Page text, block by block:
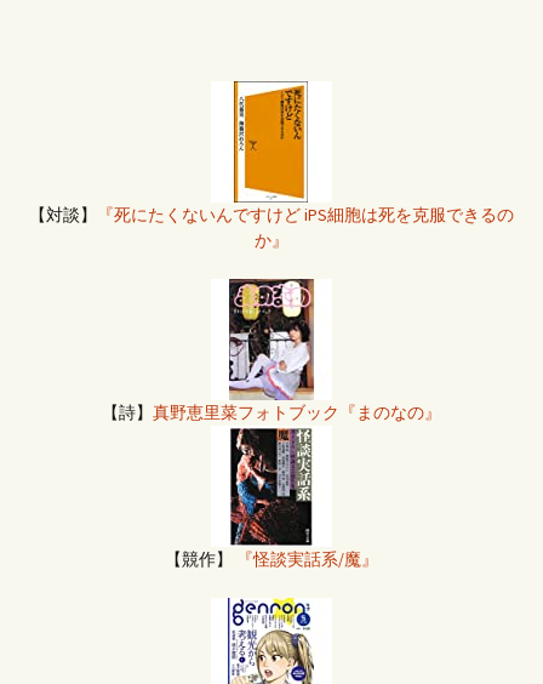
【対談】
『死にたくないんですけど iPS細胞は死を克服できるの
か』
【詩】 真野恵里菜フォトブック『まのなの』
【競作】 『怪談実話系/魔』